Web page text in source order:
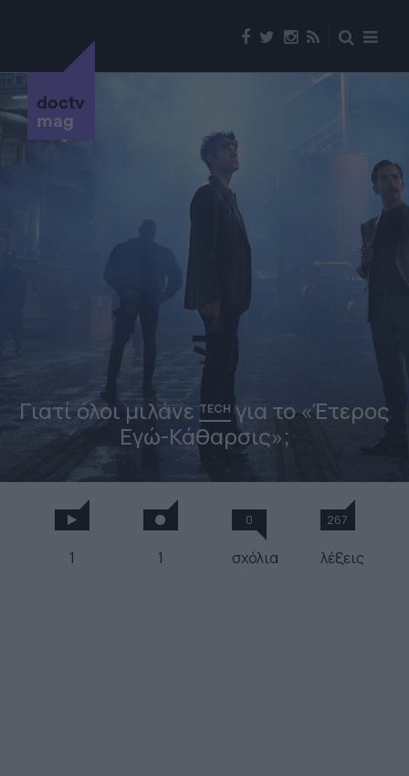
doctv
mag
Γιατί όλοι μιλάνε TECH για το «Έτερος
Εγώ-Κάθαρσις»;
1 1
0
σχόλια
267
λέξεις